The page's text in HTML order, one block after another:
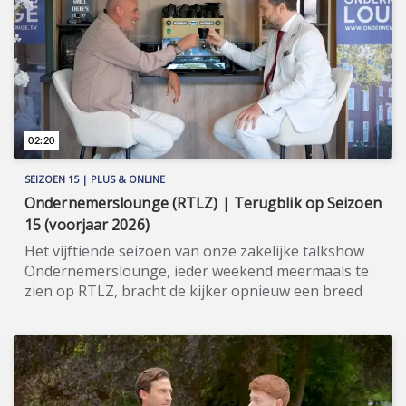
Waarborg), bij Dexport en bij Shopware. Meer
informatie: www.webwinkelvakdagen.nl
(https://www.webwinkelvakdagen.nl).
SEIZOEN 15 | PLUS & ONLINE
Ondernemerslounge (RTLZ) | Terugblik op Seizoen
15 (voorjaar 2026)
Het vijftiende seizoen van onze zakelijke talkshow
Ondernemerslounge, ieder weekend meermaals te
zien op RTLZ, bracht de kijker opnieuw een breed
gebied van ondernemerschap, investeren en
genieten van het leven. Onze studio in het koetshuis
van Kasteel Hoekelum werd hierbij zoals altijd
ingericht met het statige meubilair van Jan Frantzen.
02:20